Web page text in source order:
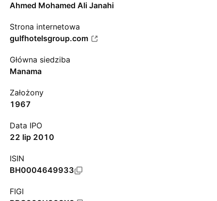
Ahmed Mohamed Ali Janahi
Strona internetowa
gulfhotelsgroup.com
Główna siedziba
Manama
Założony
1967
Data IPO
22 lip 2010
ISIN
BH0004649933
FIGI